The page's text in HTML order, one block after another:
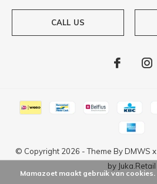
CALL US
© Copyright 2026 - Theme ByDMWS x
by Juka.Retail
Mamazoet maakt gebruik van cookies.